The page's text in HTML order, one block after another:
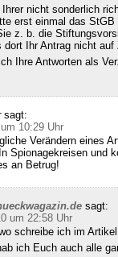
nicht sonderlich
erst einmal das
z. b. die
dort Ihr Antrag nicht
Ihre Antworten als
sagt:
10:29 Uhr
Verändern eines
Spionagekreisen und
an Betrug!
sagt:
um 22:58 Uhr
schreibe ich im
ich Euch auch alle